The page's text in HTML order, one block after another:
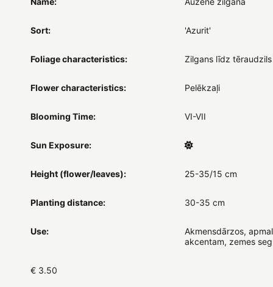
Sort: 'Azurit'
Foliage characteristics: Zilgans līdz tēraudzils
Flower characteristics: Pelēkzaļi
Blooming Time: VI-VII
Sun Exposure:
Height (flower/leaves): 25-35/15 cm
Planting distance: 30-35 cm
Use:
Akmensdārzos,
akcentam, zemes
€ 3.50